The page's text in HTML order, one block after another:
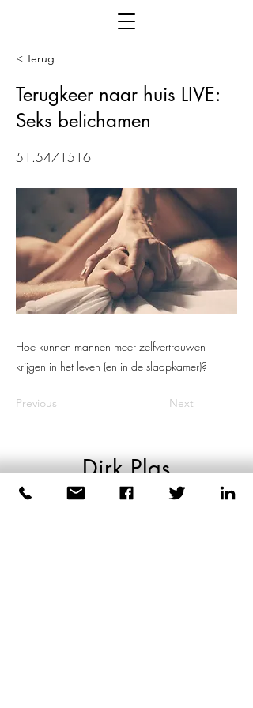
< Terug
Terugkeer naar huis LIVE:
Seks belichamen
51.5471516
Hoe kunnen mannen meer zelfvertrouwen
krijgen in het leven (en in de slaapkamer)?
Previous Next
Dirk Plas
Lichaamsgerichte coaching